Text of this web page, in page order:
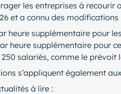
les entreprises à
et a connu des modifications
heure supplémentaire pour
heure supplémentaire pour
250 salariés, comme le
s’appliquent également
à lire :